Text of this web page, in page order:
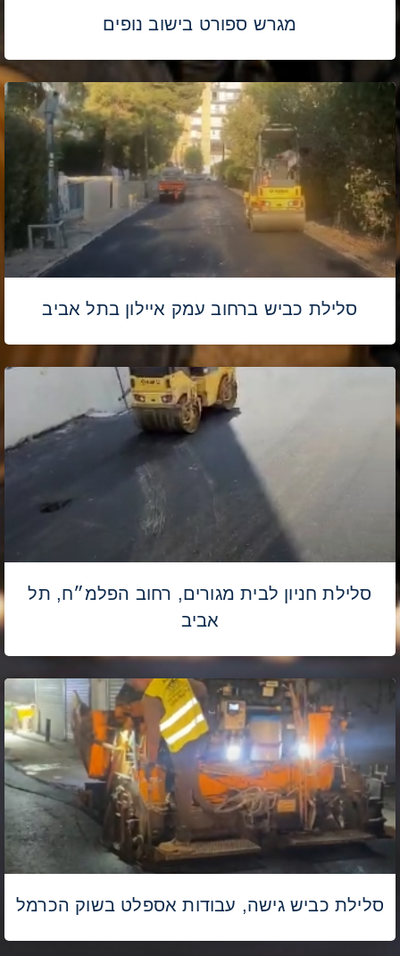
מגרש ספורט בישוב נופים
סלילת כביש ברחוב עמק איילון בתל אביב
סלילת חניון לבית מגורים, רחוב הפלמ״ח, תל
אביב
סלילת כביש גישה, עבודות אספלט בשוק הכרמל